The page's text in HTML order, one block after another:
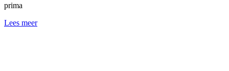
prima
Lees meer